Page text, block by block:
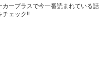
カープラスで今一番読まれている話
チェック!!